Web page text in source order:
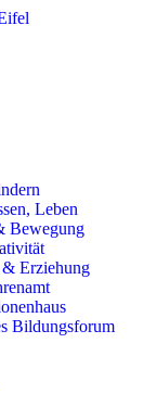
Leben
Bewegung
Erziehung
Bildungsforum